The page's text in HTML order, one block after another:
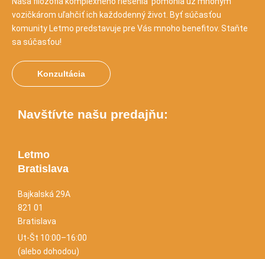
vozičkárom uľahčiť ich každodenný život. Byť súčasťou
komunity Letmo predstavuje pre Vás mnoho benefitov. Staňte
sa súčasťou!
Konzultácia
Navštívte našu predajňu:
Letmo
Bratislava
Bajkalská 29A
821 01
Bratislava
Ut-Št 10:00–16:00
(alebo dohodou)